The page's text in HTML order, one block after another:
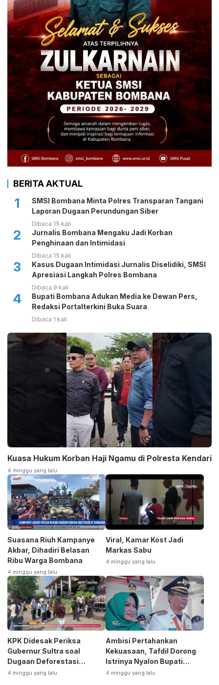
BERITA AKTUAL
1
SMSI Bombana Minta Polres Transparan Tangani
Laporan Dugaan Perundungan Siber
Dibaca 15 kali
2
Jurnalis Bombana Mengaku Jadi Korban
Penghinaan dan Intimidasi
Dibaca 15 kali
3
Kasus Dugaan Intimidasi Jurnalis Diselidiki, SMSI
Apresiasi Langkah Polres Bombana
Dibaca 9 kali
4
Bupati Bombana Adukan Media ke Dewan Pers,
Redaksi Portalterkini Buka Suara
Dibaca 1 kali
Kuasa Hukum Korban Haji Ngamu di Polresta Kendari
4 minggu yang lalu
Suasana Riuh Kampanye
Akbar, Dihadiri Belasan
Ribu Warga Bombana
4 minggu yang lalu
Viral, Kamar Kost Jadi
Markas Sabu
4 minggu yang lalu
KPK Didesak Periksa
Gubernur Sultra soal
Dugaan Deforestasi
Kabaen
4 minggu yang lalu
Ambisi Pertahankan
Kekuasaan, Tafdil Dorong
Istrinya Nyalon Bupati
Bombana
4 minggu yang lalu